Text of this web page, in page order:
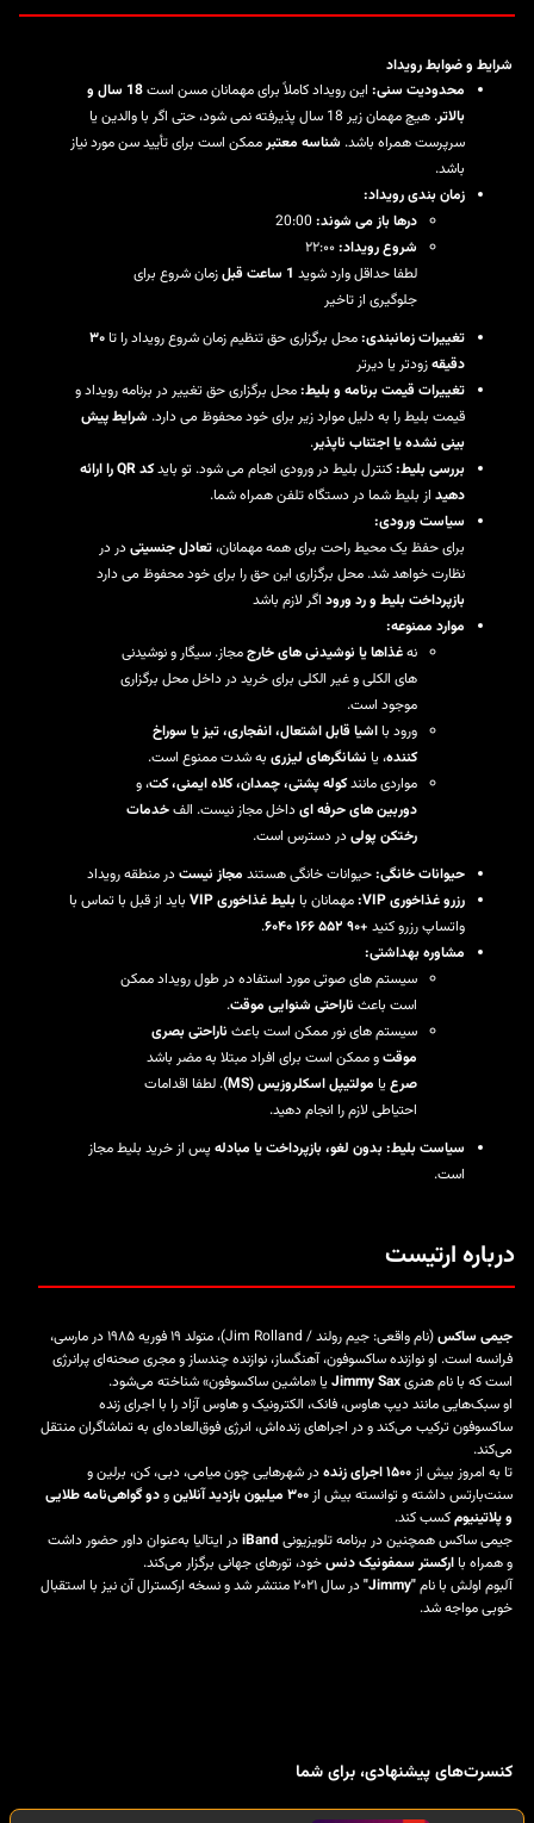
شرایط و ضوابط رویداد
محدودیت سنی: این رویداد کاملاً برای مهمانان مسن است
18 سال و
بالاتر
. هیچ مهمان زیر 18 سال پذیرفته نمی شود، حتی اگر با والدین یا
سرپرست همراه باشد. شناسه معتبرممکن است برای تأیید سن مورد نیاز
باشد.
زمان بندی رویداد:
درها باز می شوند:
شروع رویداد:
لطفا حداقل وارد شوید 1 ساعت قبل
زمان شروع برای
جلوگیری از تاخیر
تغییرات زمانبندی:محل برگزاری حق تنظیم زمان شروع رویداد را تا۳۰
دقیقهزودتر یا دیرتر
تغییرات قیمت برنامه و بلیط:محل برگزاری حق تغییر در برنامه رویداد و
قیمت بلیط را به دلیل موارد زیر برای خود محفوظ می دارد. شرایط پیش
بینی نشده یا اجتناب ناپذیر.
بررسی بلیط:کنترل بلیط در ورودی انجام می شود. تو بايد
کد QR را ارائه
دهید از بلیط شما در دستگاه تلفن همراه شما.
سیاست ورودی:
برای حفظ یک محیط راحت برای همه مهمانان،تعادل جنسیتی در در
نظارت خواهد شد. محل برگزاری این حق را برای خود محفوظ می دارد
بازپرداخت بلیط و رد ورود اگر لازم باشد
موارد ممنوعه:
نهغذاها یا نوشیدنی های خارجمجاز. سیگار و نوشیدنی
های الکلی و غیر الکلی برای خرید در داخل محل برگزاری
موجود است.
ورود بااشیا قابل اشتعال، انفجاری، تیز یا سوراخ
کننده، یا نشانگرهای لیزری به شدت ممنوع است.
مواردی مانندکوله پشتی، چمدان، کلاه ایمنی، کت، و
دوربین های حرفه ای داخل مجاز نیست. الفخدمات
رختکن پولی در دسترس است.
حیوانات خانگی:حیوانات خانگی هستند مجاز نیست در منطقه رویداد
رزرو غذاخوری VIP:
مهمانان بابلیط غذاخوری VIP
باید از قبل با تماس با
واتساپ رزرو کنید +۹۰ ۵۵۲ ۱۶۶ ۶۰۴۰
.
مشاوره بهداشتی:
سیستم های صوتی مورد استفاده در طول رویداد ممکن
است باعث ناراحتی شنوایی موقت.
سیستم های نور ممکن است باعث ناراحتی بصری
موقتو ممکن است برای افراد مبتلا به مضر باشد
صرعیا مولتیپل اسکلروزیس (MS)
. لطفا اقدامات
احتیاطی لازم را انجام دهید.
سیاست بلیط:بدون لغو، بازپرداخت یا مبادلهپس از خرید بلیط مجاز
است.
درباره ارتیست
جیمی ساکس
(نام واقعی: جیم رولند / Jim Rolland)، متولد ۱۹ فوریه ۱۹۸۵ در مارسی،
فرانسه است. او نوازنده ساکسوفون، آهنگساز، نوازنده چندساز و مجری صحنه‌ای پرانرژی
است که با نام هنریJimmy Saxیا «ماشین ساکسوفون» شناخته می‌شود.
او سبک‌هایی مانند دیپ هاوس، فانک، الکترونیک و هاوس آزاد را با اجرای زنده
ساکسوفون ترکیب می‌کند و در اجراهای زنده‌اش، انرژی فوق‌العاده‌ای به تماشاگران منتقل
می‌کند.
تا به امروز بیش از ۱۵۰۰ اجرای زنده
در شهرهایی چون میامی، دبی، کن، برلین و
سنت‌بارتس داشته و توانسته بیش از ۳۰۰ میلیون بازدید آنلاین ودو گواهی‌نامه طلایی
و پلاتینیومکسب کند.
جیمی ساکس همچنین در برنامه تلویزیونیiBand در ایتالیا به‌عنوان داور حضور داشت
و همراه باارکستر سمفونیک دنسخود، تورهای جهانی برگزار می‌کند.
آلبوم اولش با نام"Jimmy"
در سال ۲۰۲۱ منتشر شد و نسخه ارکسترال آن نیز با استقبال
خوبی مواجه شد.
کنسرت‌های پیشنهادی، برای شما